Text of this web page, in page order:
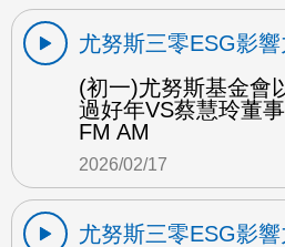
尤努斯三零ESG影
(初一)尤努斯基金會
過好年VS蔡慧玲董
FM AM
2026/02/17
尤努斯三零ESG影